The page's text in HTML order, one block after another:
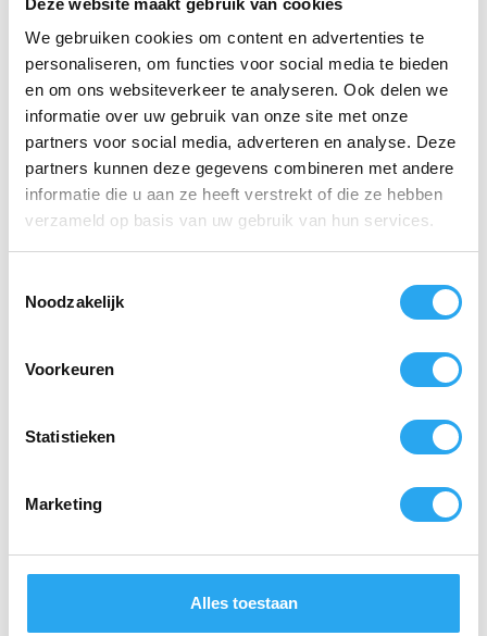
We gebruiken cookies om content en advertenties te
personaliseren, om functies voor social media te bieden
en om ons websiteverkeer te analyseren. Ook delen we
informatie over uw gebruik van onze site met onze
partners voor social media, adverteren en analyse. Deze
partners kunnen deze gegevens combineren met andere
informatie die u aan ze heeft verstrekt of die ze hebben
verzameld op basis van uw gebruik van hun services.
Noodzakelijk
Voorkeuren
Statistieken
Marketing
Alles toestaan
Koala Grilo
Krachtige Reiniger
Niet Schuimend, 5
liter
€
incl. BTW
€ 29,95 excl. BTW